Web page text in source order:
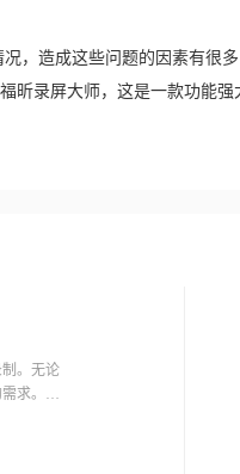
造成这些问题的因素有很多
录屏大师，这是一款功能强
。无论
求。本